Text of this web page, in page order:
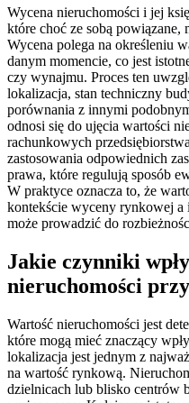
Wycena nieruchomości i jej
które choć ze sobą powiązane,
Wycena polega na określeniu
danym momencie, co jest
czy wynajmu. Proces ten
lokalizacja, stan techniczny
porównania z innymi
odnosi się do ujęcia wartości
rachunkowych
zastosowania odpowiednich
prawa, które regulują sposób
W praktyce oznacza to, że
kontekście wyceny rynkowej
może prowadzić do
Jakie czynniki
nieruchomości
Wartość nieruchomości jest
które mogą mieć znaczący
lokalizacja jest jednym z
na wartość rynkową.
dzielnicach lub blisko centrów